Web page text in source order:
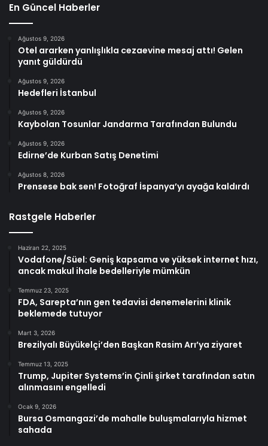
En Güncel Haberler
Ağustos 9, 2026
Otel ararken yanlışlıkla cezaevine mesaj attı! Gelen
yanıt güldürdü
Ağustos 9, 2026
Hedefleri İstanbul
Ağustos 9, 2026
Kaybolan Tosunlar Jandarma Tarafından Bulundu
Ağustos 9, 2026
Edirne’de Kurban Satış Denetimi
Ağustos 8, 2026
Prensese bak sen! Fotoğraf İspanya’yı ayağa kaldırdı
Rastgele Haberler
Haziran 22, 2025
Vodafone/Süel: Geniş kapsama ve yüksek internet hızı,
ancak makul ihale bedelleriyle mümkün
Temmuz 23, 2025
FDA, Sarepta’nın gen tedavisi denemelerini klinik
beklemede tutuyor
Mart 3, 2026
Brezilyalı Büyükelçi’den Başkan Rasim Arı’ya ziyaret
Temmuz 13, 2025
Trump, Jupiter Systems’in Çinli şirket tarafından satın
alınmasını engelledi
Ocak 9, 2026
Bursa Osmangazi’de mahalle buluşmalarıyla hizmet
sahada